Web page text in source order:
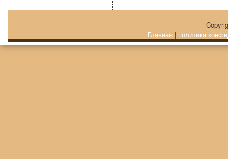
Главная | политика